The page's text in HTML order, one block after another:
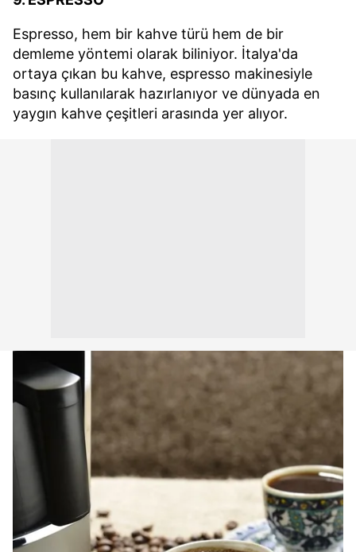
Espresso, hem bir kahve türü hem de bir
demleme yöntemi olarak biliniyor. İtalya'da
ortaya çıkan bu kahve, espresso makinesiyle
basınç kullanılarak hazırlanıyor ve dünyada en
yaygın kahve çeşitleri arasında yer alıyor.